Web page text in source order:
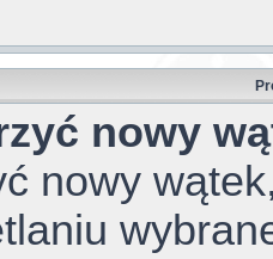
nowy
nowy